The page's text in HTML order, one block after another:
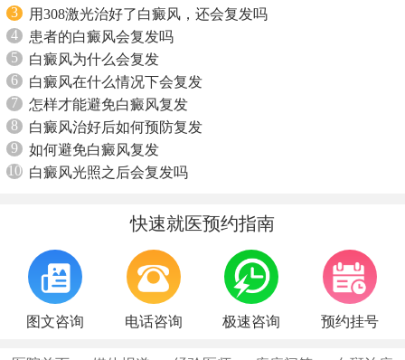
3
用308激光治好了白癜风，还会复发吗
4
患者的白癜风会复发吗
5
白癜风为什么会复发
6
白癜风在什么情况下会复发
7
怎样才能避免白癜风复发
8
白癜风治好后如何预防复发
9
如何避免白癜风复发
10 白癜风光照之后会复发吗
快速就医预约指南
图文咨询 电话咨询 极速咨询 预约挂号